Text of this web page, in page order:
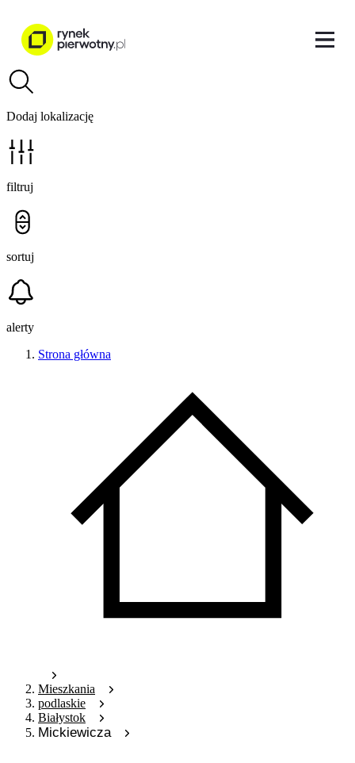
Dodaj lokalizację
filtruj
sortuj
alerty
Strona główna
Mieszkania
podlaskie
Białystok
Mickiewicza